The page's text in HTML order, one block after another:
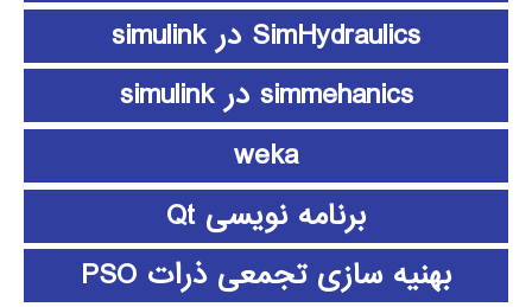
SimHydraulics در simulink
simmehanics در simulink
weka
برنامه نویسی Qt
بهنیه سازی تجمعی ذرات PSO